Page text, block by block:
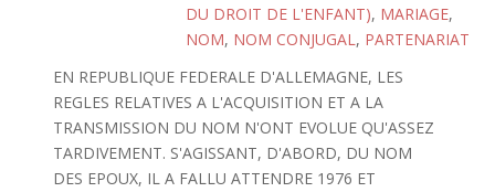
DU DROIT DE L'ENFANT), MARIAGE,
NOM, NOM CONJUGAL, PARTENARIAT
EN REPUBLIQUE FEDERALE D'ALLEMAGNE, LES
REGLES RELATIVES A L'ACQUISITION ET A LA
TRANSMISSION DU NOM N'ONT EVOLUE QU'ASSEZ
TARDIVEMENT. S'AGISSANT, D'ABORD, DU NOM
DES EPOUX, IL A FALLU ATTENDRE 1976 ET